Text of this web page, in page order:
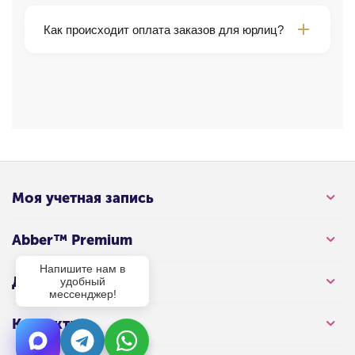
Как происходит оплата заказов для юрлиц?
Моя учетная запись
Abber™ Premium
Для клиента
Контакты
Напишите нам в
удобный
мессенджер!